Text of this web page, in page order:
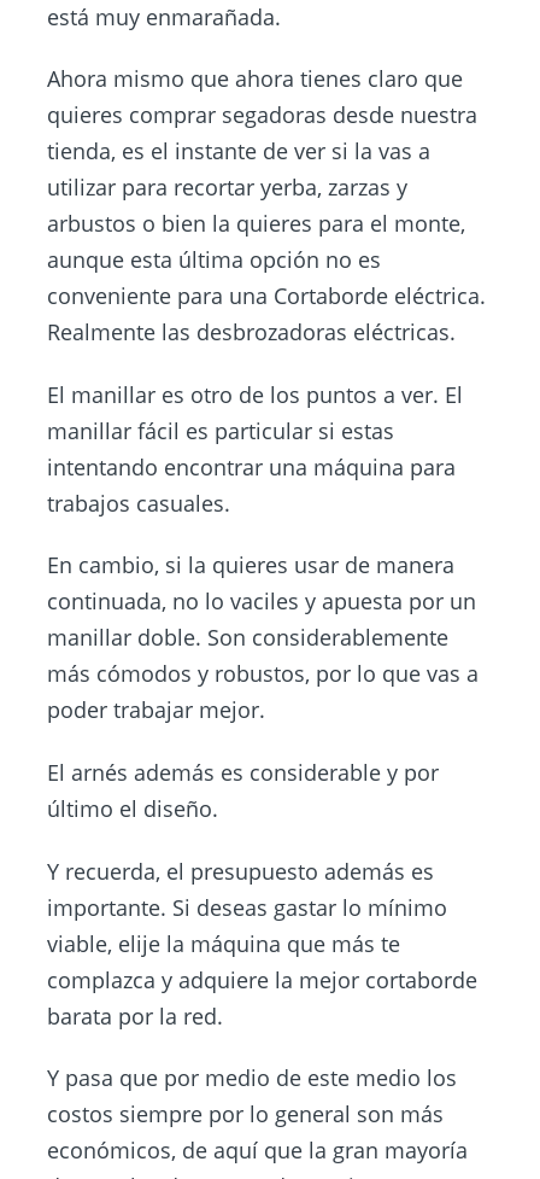
está muy enmarañada.
Ahora mismo que ahora tienes claro que
quieres comprar segadoras desde nuestra
tienda, es el instante de ver si la vas a
utilizar para recortar yerba, zarzas y
arbustos o bien la quieres para el monte,
aunque esta última opción no es
conveniente para una Cortaborde eléctrica.
Realmente las desbrozadoras eléctricas.
El manillar es otro de los puntos a ver. El
manillar fácil es particular si estas
intentando encontrar una máquina para
trabajos casuales.
En cambio, si la quieres usar de manera
continuada, no lo vaciles y apuesta por un
manillar doble. Son considerablemente
más cómodos y robustos, por lo que vas a
poder trabajar mejor.
El arnés además es considerable y por
último el diseño.
Y recuerda, el presupuesto además es
importante. Si deseas gastar lo mínimo
viable, elije la máquina que más te
complazca y adquiere la mejor cortaborde
barata por la red.
Y pasa que por medio de este medio los
costos siempre por lo general son más
económicos, de aquí que la gran mayoría